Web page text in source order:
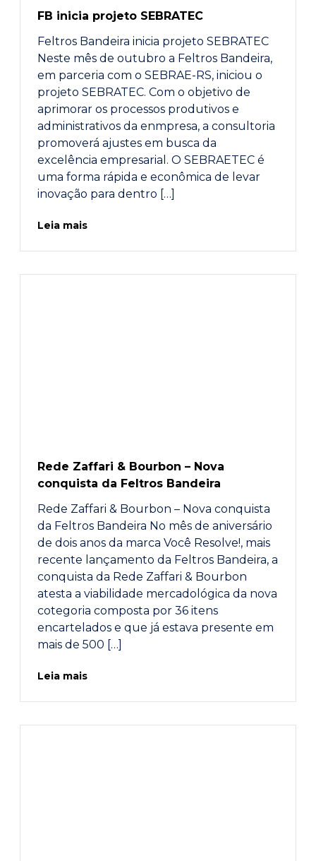
FB inicia projeto SEBRATEC
Feltros Bandeira inicia projeto SEBRATEC
Neste mês de outubro a Feltros Bandeira,
em parceria com o SEBRAE-RS, iniciou o
projeto SEBRATEC. Com o objetivo de
aprimorar os processos produtivos e
administrativos da enmpresa, a consultoria
promoverá ajustes em busca da
excelência empresarial. O SEBRAETEC é
uma forma rápida e econômica de levar
inovação para dentro […]
Leia mais
Rede Zaffari & Bourbon – Nova
conquista da Feltros Bandeira
Rede Zaffari & Bourbon – Nova conquista
da Feltros Bandeira No mês de aniversário
de dois anos da marca Você Resolve!, mais
recente lançamento da Feltros Bandeira, a
conquista da Rede Zaffari & Bourbon
atesta a viabilidade mercadológica da nova
cotegoria composta por 36 itens
encartelados e que já estava presente em
mais de 500 […]
Leia mais